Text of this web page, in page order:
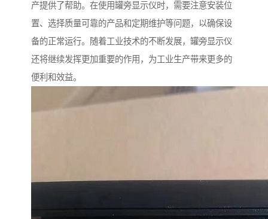
产提供了帮助。在使用罐旁显示仪时，需要注意安装位
置、选择质量可靠的产品和定期维护等问题，以确保设
备的正常运行。随着工业技术的不断发展，罐旁显示仪
还将继续发挥更加重要的作用，为工业生产带来更多的
便利和效益。